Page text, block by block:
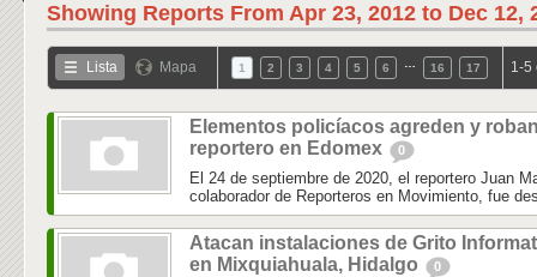
Showing Reports From Apr 23, 2012 to Dec 12,
Lista Mapa 1 2 3 4 5 6 16 17 1-5
Elementos policíacos agreden y
reportero en Edomex
0
El 24 de septiembre de 2020, el reportero Juan
colaborador de Reporteros en Movimiento, fue
Atacan instalaciones de Grito
en Mixquiahuala, Hidalgo
0